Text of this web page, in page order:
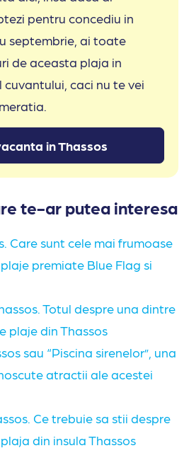
pentru concediu in
septembrie, ai toate
de aceasta plaja in
caci nu te vei
in Thassos
te-ar putea interesa
Care sunt cele mai frumoase
premiate Blue Flag si
Totul despre una dintre
plaje din Thassos
sau “Piscina sirenelor”, una
atractii ale acestei
Ce trebuie sa stii despre
din insula Thassos